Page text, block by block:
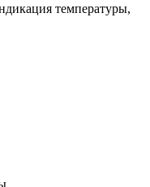
температуры,